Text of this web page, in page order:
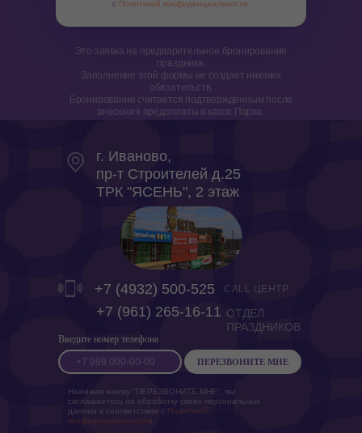
Это заявка на предварительное бронирование
праздника.
Заполнение этой формы не создает никаких
обязательств.
Бронирование считается подтвержденным после
внесения предоплаты в кассе Парка.
с Политикой конфиденциальности.
Введите номер телефона
ПЕРЕЗВОНИТЕ МНЕ
г. Иваново,
пр-т Строителей д.25
ТРК "ЯСЕНЬ", 2 этаж
+7 (4932) 500-525
‎+7 (961) 265-16-11 ОТДЕЛ
ПРАЗДНИКОВ
Нажимая кнопку "ПЕРЕЗВОНИТЕ МНЕ", вы
соглашаетесь на обработку своих персональных
данных в соответствии с Политикой
конфиденциальности.
CALL ЦЕНТР